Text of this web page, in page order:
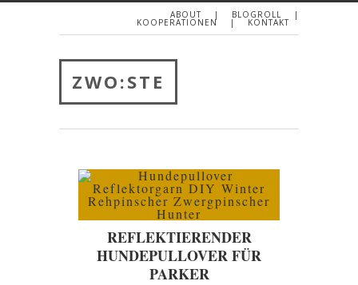
ABOUT BLOGROLL
KOOPERATIONEN KONTAKT
ZWO:STE
REFLEKTIERENDER
HUNDEPULLOVER FÜR
PARKER